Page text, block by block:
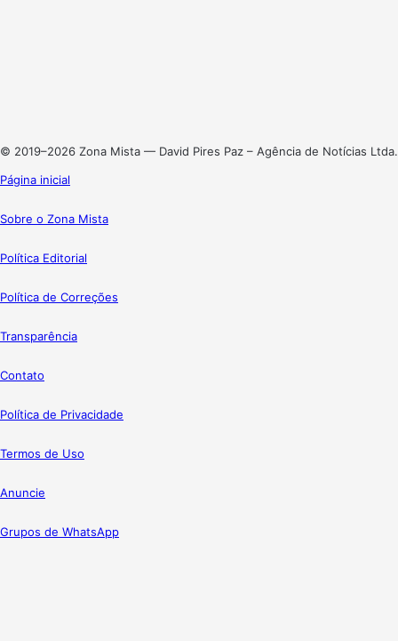
© 2019–2026 Zona Mista — David Pires Paz – Agência de Notícias Ltda.
Página inicial
Sobre o Zona Mista
Política Editorial
Política de Correções
Transparência
Contato
Política de Privacidade
Termos de Uso
Anuncie
Grupos de WhatsApp